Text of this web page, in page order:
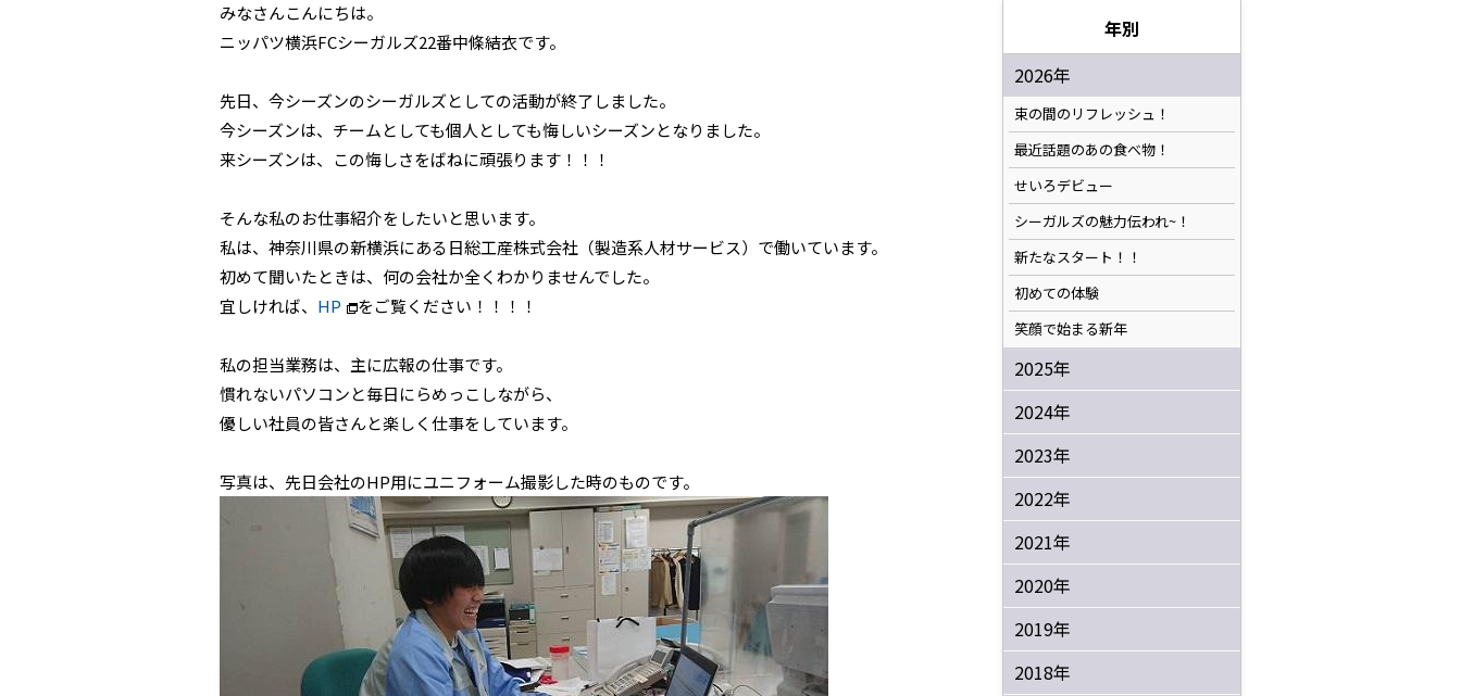
みなさんこんにちは。
ニッパツ横浜FCシーガルズ22番中條結衣です。
先日、今シーズンのシーガルズとしての活動が終了しました。
今シーズンは、チームとしても個人としても悔しいシーズンとなりました。
来シーズンは、この悔しさをばねに頑張ります！！！
そんな私のお仕事紹介をしたいと思います。
私は、神奈川県の新横浜にある日総工産株式会社（製造系人材サービス）で働いています。
初めて聞いたときは、何の会社か全くわかりませんでした。
宜しければ、 HP をご覧ください！！！！
私の担当業務は、主に広報の仕事です。
慣れないパソコンと毎日にらめっこしながら、
優しい社員の皆さんと楽しく仕事をしています。
写真は、先日会社のHP用にユニフォーム撮影した時のものです。
年別
2026年
束の間のリフレッシュ！
最近話題のあの食べ物！
せいろデビュー
シーガルズの魅力伝われ~！
新たなスタート！！
初めての体験
笑顔で始まる新年
2025年
2024年
2023年
2022年
2021年
2020年
2019年
2018年